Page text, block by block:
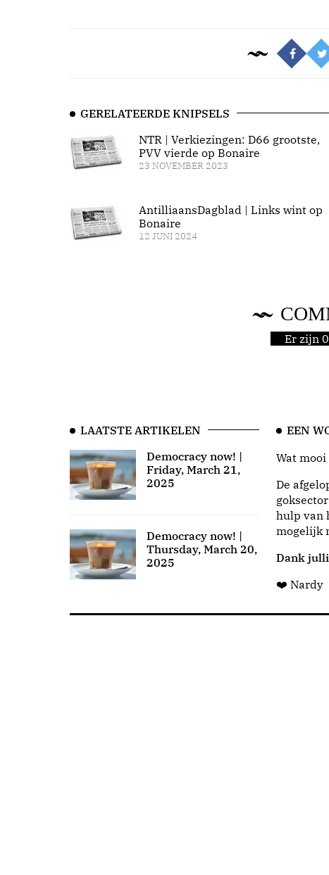
GERELATEERDE KNIPSELS
NTR | Verkiezingen: D66 grootste,
PVV vierde op Bonaire
23 NOVEMBER 2023
AntilliaansDagblad | Links wint op
Bonaire
12 JUNI 2024
Er zijn
LAATSTE ARTIKELEN
Democracy now! |
Friday, March 21,
2025
Democracy now! |
Thursday, March 20,
2025
EEN
Wat
De
hulp van
mogelijk
Dank
❤️ Nardy